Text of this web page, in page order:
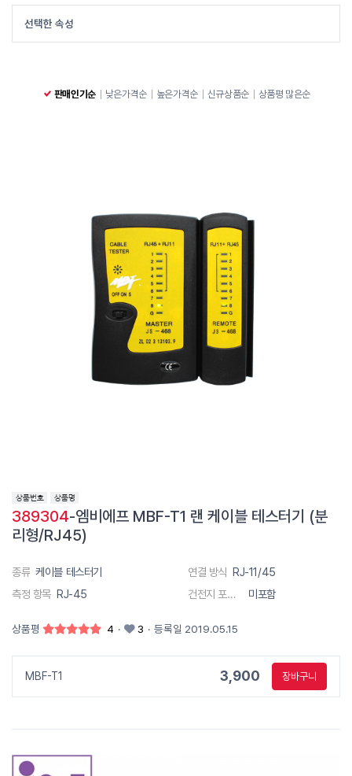
전자파 수질
~
선택한 속성
판매인기순 낮은가격순 높은가격순 신규상품순 상품평 많은순
389304-엠비에프 MBF-T1 랜 케이블 테스터기 (분
리형/RJ45)
종류 케이블 테스터기 연결 방식 RJ-11/45
측정 항목 RJ-45 건전지 포함 유무 미포함
상품평 4 · 3 · 등록일 2019.05.15
MBF-T1 3,900 장바구니